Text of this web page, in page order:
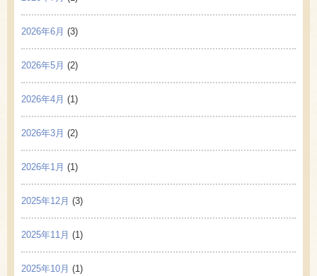
2026年6月 (3)
2026年5月 (2)
2026年4月 (1)
2026年3月 (2)
2026年1月 (1)
2025年12月 (3)
2025年11月 (1)
2025年10月 (1)